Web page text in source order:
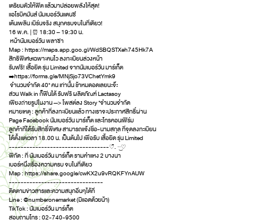
เตรียมตัวให้ฟิต แล้วมาปล่อยพลังให้สุด!
แอโรบิคมันส์ นัมเบอร์วันแดนซ์
เต้นเพลิน เบิร์นจริง สนุกครบจบในที่เดียว!
16 พ.ค. | ⏰ 18:30 – 19:30 น.
หน้านัมเบอร์วัน พลาซ่า
Map : https://maps.app.goo.gl/WdSBQSTXeh745Hk7A
สิทธิพิเศษเฉพาะคนไว ลงทะเบียนล่วงหน้า
รับฟรี! เสื้อยืด รุ่น Limited จากนัมเบอร์วัน มาร์เก็ต
➡️https://forms.gle/MNjSjo73VChetYmk9
จำนวนจำกัด 40* คน เท่านั้น ช้าหมดอดเลยนะจ๊ะ
ส่วน Walk in ก็ฟินได้ รับฟรี ผลิตภัณฑ์ Lactasoy
เพียงถ่ายรูปในงาน —> โพสต์ลง Story *จำนวนจำกัด
หมายเหตุ : ลูกค้าที่ลงทะเบียนแล้ว ทางเราจะประกาศสิทธิ์ผ่าน
Page Facebook นัมเบอร์วัน มาร์เก็ต และโทรคอนเฟิร์ม
ลูกค้าที่ได้รับสิทธิ์พิเศษ สามารถแจ้งชื่อ-นามสกุล ที่จุดลงทะเบียน
ได้ตั้งแต่เวลา 18.00 น. เป็นต้นไป เพื่อรับ เสื้อยืด รุ่น Limited
----------------------------------♡̆̈. ·͜·♡
พิกัด : ที่ นัมเบอร์วัน มาร์เก็ต รามคำแหง 2 บางนา
เบอร์หนึ่งเรื่องความครบ จบในที่เดียว
Map : https://share.google/cwKX2u9vRQKFYnAUW
--------------------------------
ติดตามข่าวสารและความสนุกอื่นๆได้ที่
Line : @numberonemarket (มีแอดด้วยน้า)
TikTok : นัมเบอร์วัน มาร์เก็ต
สอบถามโทร : 02-740-9500